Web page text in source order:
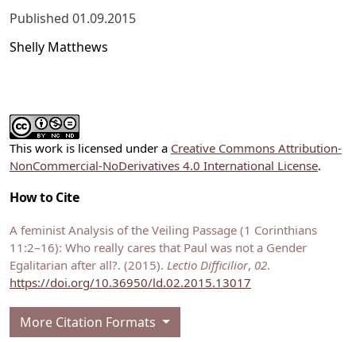
Published 01.09.2015
Shelly Matthews
This work is licensed under a Creative Commons Attribution-
NonCommercial-NoDerivatives 4.0 International License.
How to Cite
A feminist Analysis of the Veiling Passage (1 Corinthians
11:2–16): Who really cares that Paul was not a Gender
Egalitarian after all?. (2015). Lectio Difficilior, 02.
https://doi.org/10.36950/ld.02.2015.13017
More Citation Formats